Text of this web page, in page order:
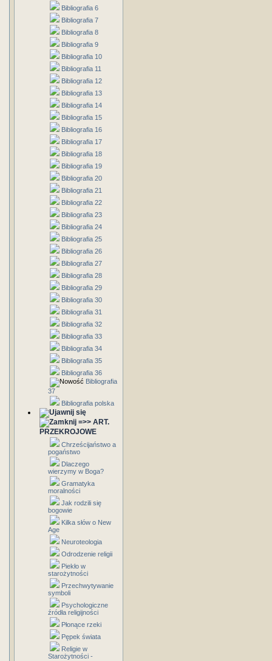
Bibliografia 6
Bibliografia 7
Bibliografia 8
Bibliografia 9
Bibliografia 10
Bibliografia 11
Bibliografia 12
Bibliografia 13
Bibliografia 14
Bibliografia 15
Bibliografia 16
Bibliografia 17
Bibliografia 18
Bibliografia 19
Bibliografia 20
Bibliografia 21
Bibliografia 22
Bibliografia 23
Bibliografia 24
Bibliografia 25
Bibliografia 26
Bibliografia 27
Bibliografia 28
Bibliografia 29
Bibliografia 30
Bibliografia 31
Bibliografia 32
Bibliografia 33
Bibliografia 34
Bibliografia 35
Bibliografia 36
Bibliografia
37
Bibliografia polska
=>> ART.
PRZEKROJOWE
Chrześcijaństwo a
pogaństwo
Dlaczego
wierzymy w Boga?
Gramatyka
moralności
Jak rodzili się
bogowie
Kilka słów o New
Age
Neuroteologia
Odrodzenie religii
Piekło w
starożytności
Przechwytywanie
symboli
Psychologiczne
źródła religijności
Płonące rzeki
Pępek świata
Religie w
Starożytności -